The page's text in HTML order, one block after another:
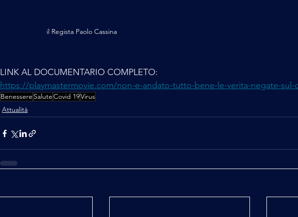
il Regista Paolo Cassina
LINK AL DOCUMENTARIO COMPLETO:
https://playmastermovie.com/non-e-andato-tutto-bene-le-verita-negate-sul-
Benessere SaluteCovid 19Virus
Attualità